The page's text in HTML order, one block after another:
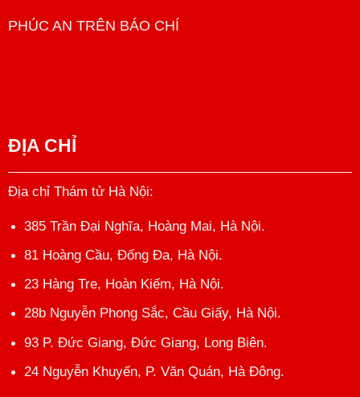
PHÚC AN TRÊN BÁO CHÍ
ĐỊA CHỈ
Địa chỉ Thám tử Hà Nội:
385 Trần Đại Nghĩa, Hoàng Mai, Hà Nội.
81 Hoàng Cầu, Đống Đa, Hà Nội.
23 Hàng Tre, Hoàn Kiếm, Hà Nội.
28b Nguyễn Phong Sắc, Cầu Giấy, Hà Nội.
93 P. Đức Giang, Đức Giang, Long Biên.
24 Nguyễn Khuyến, P. Văn Quán, Hà Đông.